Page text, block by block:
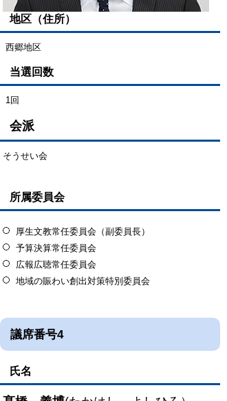
地区（住所）
西郷地区
当選回数
1回
会派
そうせい会
所属委員会
厚生文教常任委員会（副委員長）
予算決算常任委員会
広報広聴常任委員会
地域の賑わい創出対策特別委員会
議席番号4
氏名